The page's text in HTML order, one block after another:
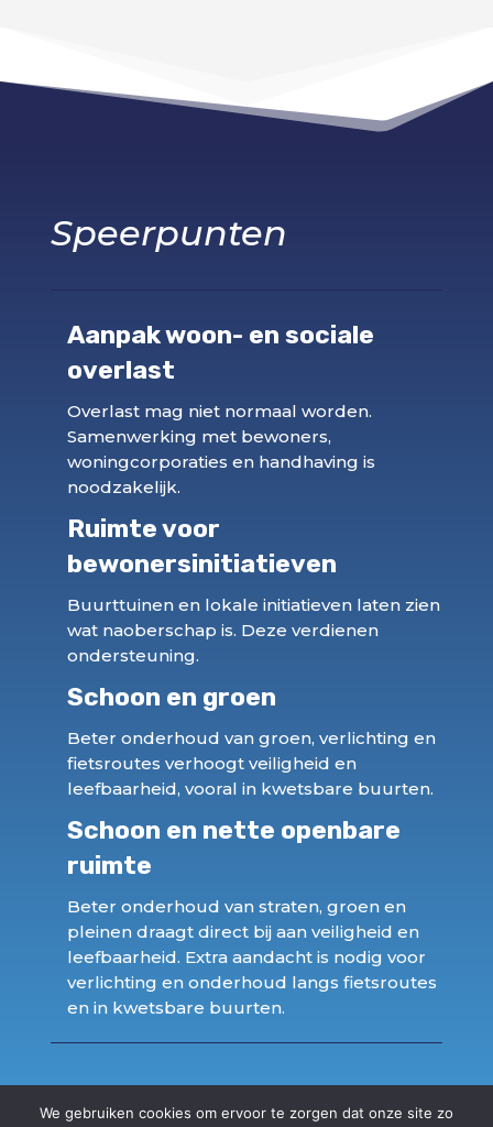
Speerpunten
Aanpak woon- en sociale
overlast
Overlast mag niet normaal worden.
Samenwerking met bewoners,
woningcorporaties en handhaving is
noodzakelijk.
Ruimte voor
bewonersinitiatieven
Buurttuinen en lokale initiatieven laten zien
wat naoberschap is. Deze verdienen
ondersteuning.
Schoon en groen
Beter onderhoud van groen, verlichting en
fietsroutes verhoogt veiligheid en
leefbaarheid, vooral in kwetsbare buurten.
Schoon en nette openbare
ruimte
Beter onderhoud van straten, groen en
pleinen draagt direct bij aan veiligheid en
leefbaarheid. Extra aandacht is nodig voor
verlichting en onderhoud langs fietsroutes
en in kwetsbare buurten.
We gebruiken cookies om ervoor te zorgen dat onze site zo